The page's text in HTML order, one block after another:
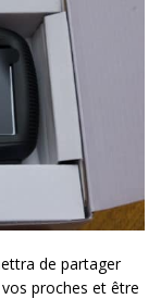
de partager
proches et être